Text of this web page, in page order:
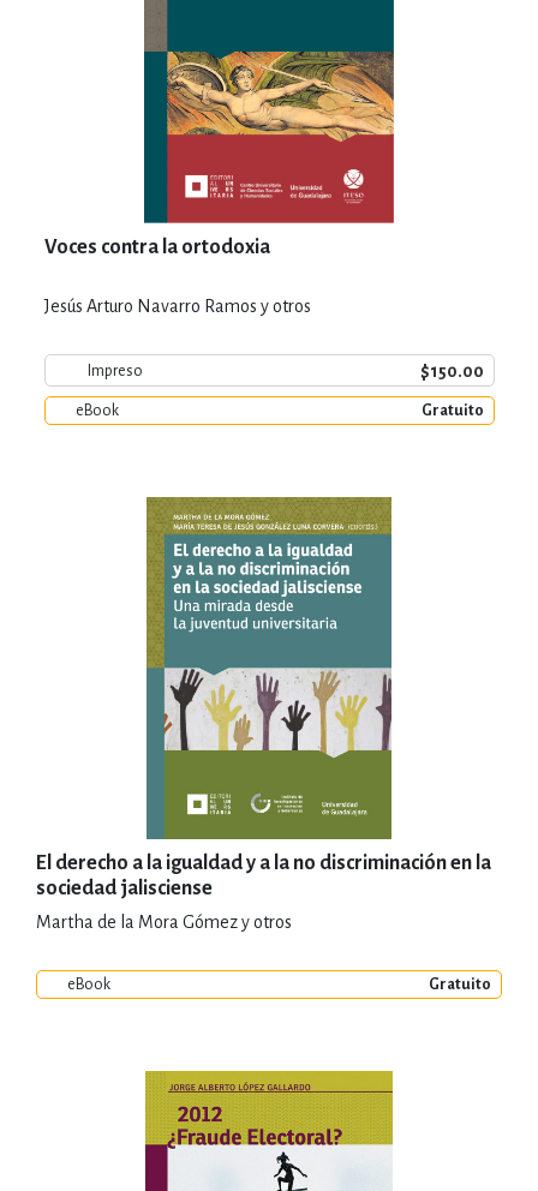
Voces contra la ortodoxia
Jesús Arturo Navarro Ramos y otros
Impreso $150.00
eBook Gratuito
El derecho a la igualdad y a la no discriminación en la
sociedad jalisciense
Martha de la Mora Gómez y otros
eBook Gratuito